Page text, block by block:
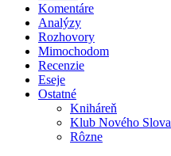
Komentáre
Analýzy
Rozhovory
Mimochodom
Recenzie
Eseje
Ostatné
Kniháreň
Klub Nového Slova
Rôzne